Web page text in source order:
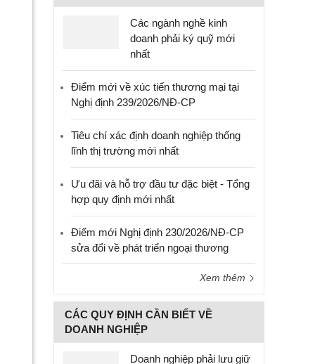
Các ngành nghề kinh
doanh phải ký quỹ mới
nhất
Điểm mới về xúc tiến thương mại tại
Nghị định 239/2026/NĐ-CP
Tiêu chí xác định doanh nghiệp thống
lĩnh thị trường mới nhất
Ưu đãi và hỗ trợ đầu tư đặc biệt - Tổng
hợp quy định mới nhất
Điểm mới Nghị định 230/2026/NĐ-CP
sửa đổi về phát triển ngoại thương
Xem thêm
CÁC QUY ĐỊNH CẦN BIẾT VỀ
DOANH NGHIỆP
Doanh nghiệp phải lưu giữ